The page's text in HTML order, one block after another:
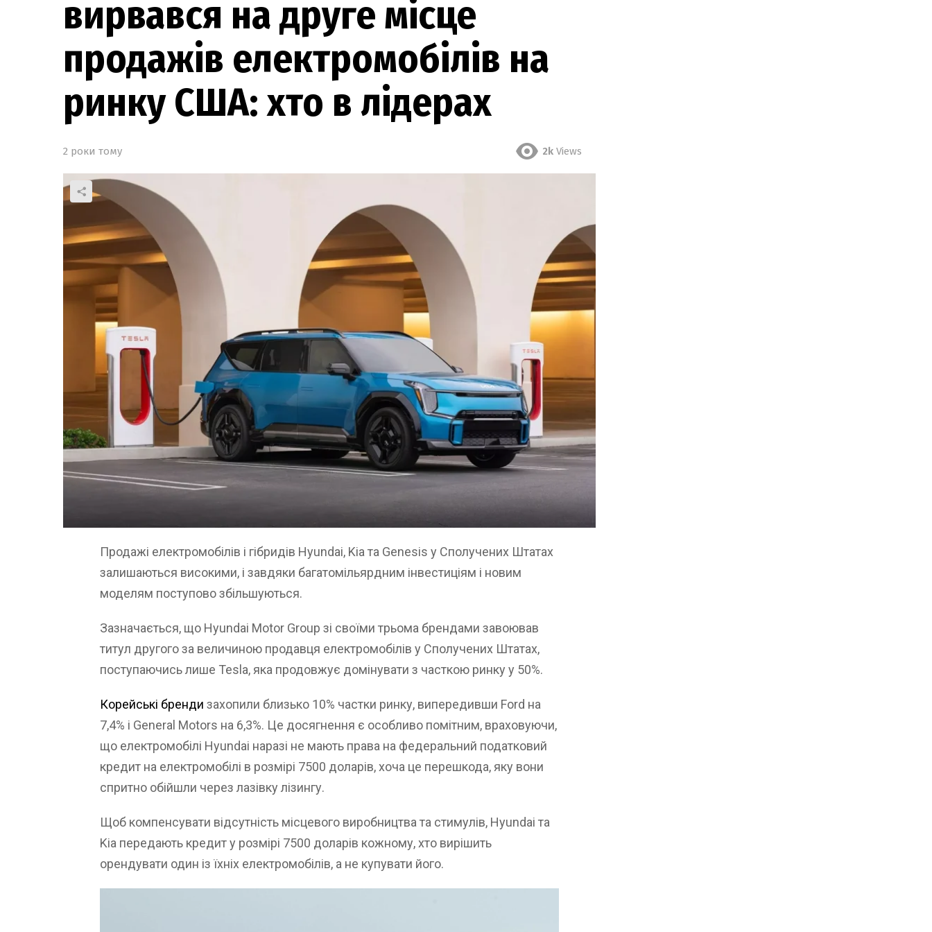
вирвався на друге місце
продажів електромобілів на
ринку США: хто в лідерах
2 роки тому 2k Views
Продажі електромобілів і гібридів Hyundai, Kia та Genesis у Сполучених Штатах
залишаються високими, і завдяки багатомільярдним інвестиціям і новим
моделям поступово збільшуються.
Зазначається, що Hyundai Motor Group зі своїми трьома брендами завоював
титул другого за величиною продавця електромобілів у Сполучених Штатах,
поступаючись лише Tesla, яка продовжує домінувати з часткою ринку у 50%.
Корейські бренди захопили близько 10% частки ринку, випередивши Ford на
7,4% і General Motors на 6,3%. Це досягнення є особливо помітним, враховуючи,
що електромобілі Hyundai наразі не мають права на федеральний податковий
кредит на електромобілі в розмірі 7500 доларів, хоча це перешкода, яку вони
спритно обійшли через лазівку лізингу.
Щоб компенсувати відсутність місцевого виробництва та стимулів, Hyundai та
Kia передають кредит у розмірі 7500 доларів кожному, хто вирішить
орендувати один із їхніх електромобілів, а не купувати його.